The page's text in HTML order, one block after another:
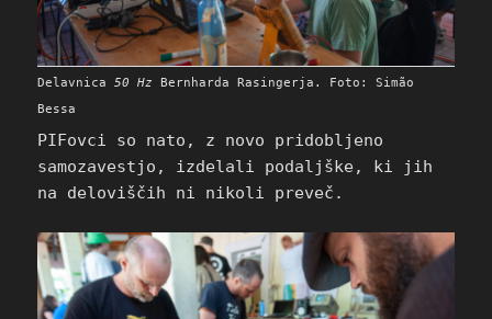
Delavnica50 Hz
Bernharda Rasingerja. Foto: Simão
Bessa
PIFovci so nato, z novo pridobljeno
samozavestjo, izdelali podaljške, ki jih
na deloviščih ni nikoli preveč.